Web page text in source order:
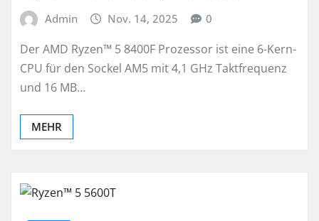
Admin Nov. 14, 2025 0
Der AMD Ryzen™ 5 8400F Prozessor ist eine 6-Kern-
CPU für den Sockel AM5 mit 4,1 GHz Taktfrequenz
und 16 MB…
MEHR